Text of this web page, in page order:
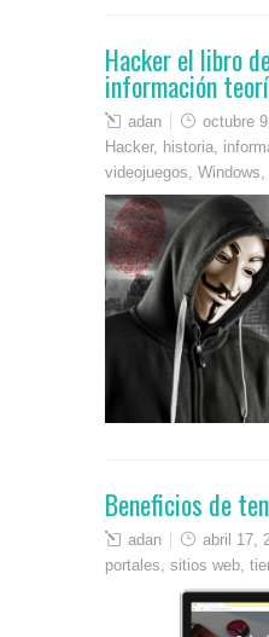
Hacker el libro
información
adan octubre
Hacker, historia,
videojuegos, Windows,
Beneficios de
adan abril 17,
portales, sitios web,